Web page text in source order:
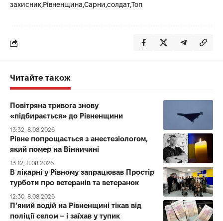
захисник Рівненщина Сарни солдатТоп
Читайте також
Повітряна тривога знову
«підбирається» до Рівненщини
13:32, 8.08.2026
Рівне попрощається з анестезіологом,
який помер на Вінничині
13:12, 8.08.2026
В лікарні у Рівному запрацював Простір
турботи про ветеранів та ветеранок
12:30, 8.08.2026
П’яний водій на Рівненщині тікав від
поліції селом – і заїхав у тупик